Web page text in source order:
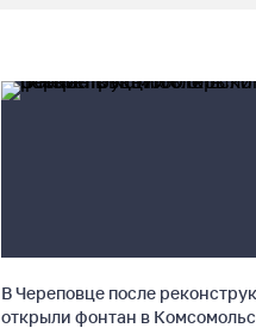
В Череповце после
открыли фонтан в